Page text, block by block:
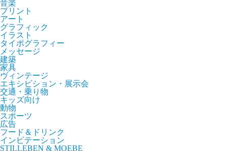
音楽
プリント
アート
グラフィック
イラスト
タイポグラフィー
メッセージ
建築
家具
ヴィンテージ
エキシビション・展示会
交通・乗り物
キッズ向け
動物
スポーツ
広告
フード＆ドリンク
インビテーション
STILLEBEN & MOEBE